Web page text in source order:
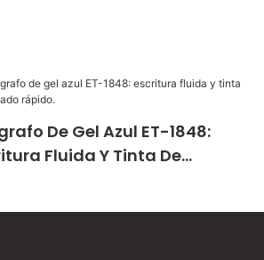
De Gel Azul ET-1848:
Fluida Y Tinta De